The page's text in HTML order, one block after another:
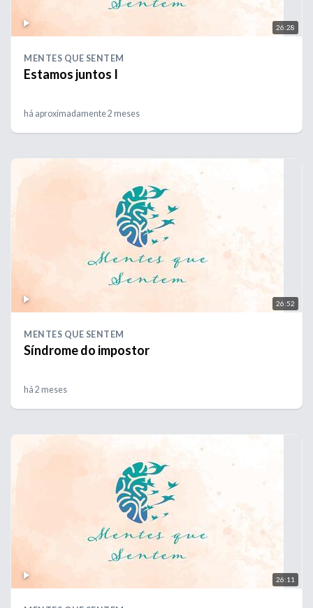
26:28
MENTES QUE SENTEM
Estamos juntos I
há aproximadamente 2 meses
26:52
MENTES QUE SENTEM
Síndrome do impostor
há 2 meses
26:11